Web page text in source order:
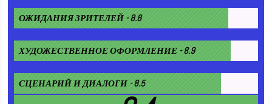
ОЖИДАНИЯ ЗРИТЕЛЕЙ - 8.8
ХУДОЖЕСТВЕННОЕ ОФОРМЛЕНИЕ - 8.9
СЦЕНАРИЙ И ДИАЛОГИ - 8.5